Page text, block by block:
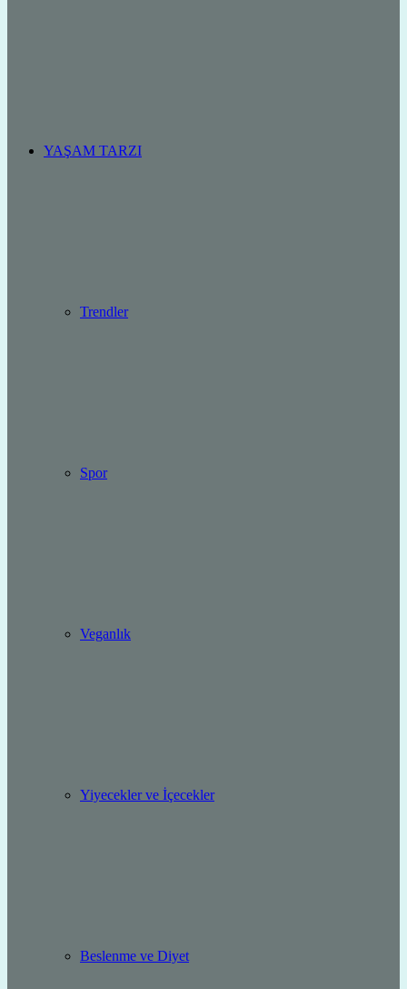
YAŞAM TARZI
Trendler
Spor
Veganlık
Yiyecekler ve İçecekler
Beslenme ve Diyet